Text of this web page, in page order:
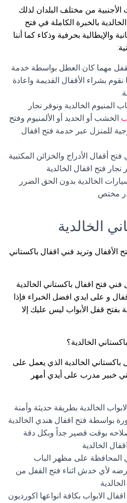
من مختلف البلدان لذلك
بالخبرة الكاملة في فتح
والإيطالية بحرفية وذكاء كما أننا
مهما كان العطل بواسطة خدمة
نقوم بشراء الأقفال القديمة واعادة
المنيوم الخالدية ونوفر نجار
الخشب أو الحديد أو الألمنيوم وفتح
للمنزل عبر خدمة فتح اقفال
فتح أقفال الأدراج والخزائن المكتبية
فتح اقفال الخالدية
الخالدية بدون الحق الضرر
مختص
الخالدية
وتريد فني اقفال باكستاني
فتح اقفال باكستاني الخالدية
و على ايدي افضل الخبراء فإذا
قفل الأبواب ليس عليك إلا
الخالدية؟
الخالدية الذي يعمل على
خبير مدرب على أيدي أمهر
الخالدية بطريقة حديثة وأمنة
بواسطة فتح اقفال هندي الخالدية
بوقت قصير جداً وبكل دقة
الخالدية
المحافظة على مظهر الباب
لأي خدش اثناء فتح القفل من
الابواب بكافة انواعها اكورديون